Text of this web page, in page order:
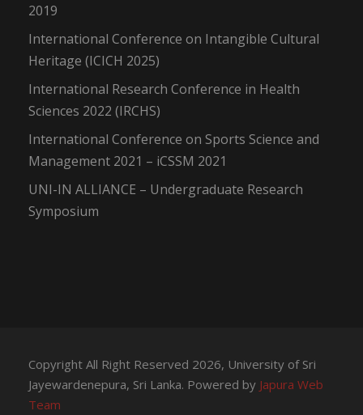
2019
International Conference on Intangible Cultural
Heritage (ICICH 2025)
International Research Conference in Health
Sciences 2022 (IRCHS)
International Conference on Sports Science and
Management 2021 – iCSSM 2021
UNI-IN ALLIANCE – Undergraduate Research
Symposium
Copyright All Right Reserved 2026, University of Sri
Jayewardenepura, Sri Lanka. Powered by Japura Web
Team